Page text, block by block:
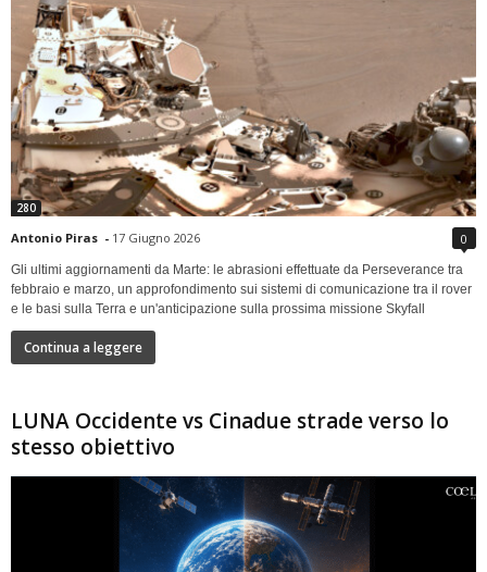
280
Antonio Piras - 17 Giugno 2026 0
Gli ultimi aggiornamenti da Marte: le abrasioni effettuate da Perseverance tra
febbraio e marzo, un approfondimento sui sistemi di comunicazione tra il rover
e le basi sulla Terra e un'anticipazione sulla prossima missione Skyfall
Continua a leggere
LUNA Occidente vs Cinadue strade verso lo
stesso obiettivo